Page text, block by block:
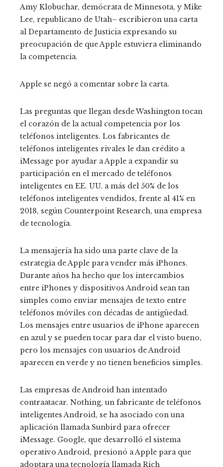
Amy Klobuchar, demócrata de Minnesota, y Mike
Lee, republicano de Utah– escribieron una carta
al Departamento de Justicia expresando su
preocupación de que Apple estuviera eliminando
la competencia.
Apple se negó a comentar sobre la carta.
Las preguntas que llegan desde Washington tocan
el corazón de la actual competencia por los
teléfonos inteligentes. Los fabricantes de
teléfonos inteligentes rivales le dan crédito a
iMessage por ayudar a Apple a expandir su
participación en el mercado de teléfonos
inteligentes en EE. UU. a más del 50% de los
teléfonos inteligentes vendidos, frente al 41% en
2018, según Counterpoint Research, una empresa
de tecnología.
La mensajería ha sido una parte clave de la
estrategia de Apple para vender más iPhones.
Durante años ha hecho que los intercambios
entre iPhones y dispositivos Android sean tan
simples como enviar mensajes de texto entre
teléfonos móviles con décadas de antigüedad.
Los mensajes entre usuarios de iPhone aparecen
en azul y se pueden tocar para dar el visto bueno,
pero los mensajes con usuarios de Android
aparecen en verde y no tienen beneficios simples.
Las empresas de Android han intentado
contraatacar. Nothing, un fabricante de teléfonos
inteligentes Android, se ha asociado con una
aplicación llamada Sunbird para ofrecer
iMessage. Google, que desarrolló el sistema
operativo Android, presionó a Apple para que
adoptara una tecnología llamada Rich